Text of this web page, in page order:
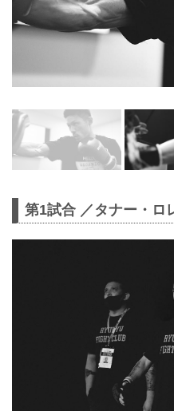
第1試合 ／タナー・